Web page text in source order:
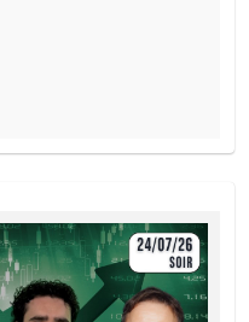
car la barrière desactivante